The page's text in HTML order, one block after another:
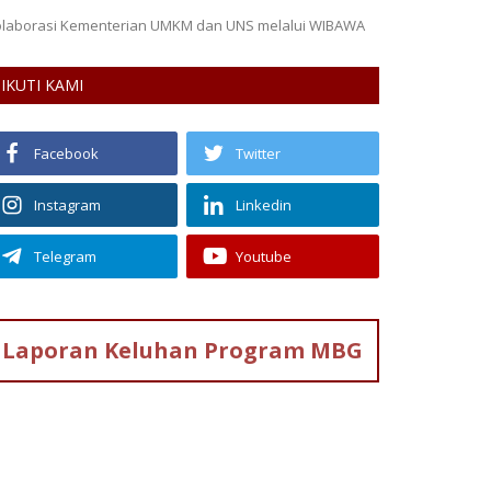
IKUTI KAMI
Facebook Twitter
Instagram Linkedin
Telegram Youtube
Laporan Keluhan Program MBG